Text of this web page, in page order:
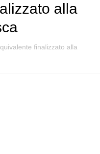
alla
finalizzato alla